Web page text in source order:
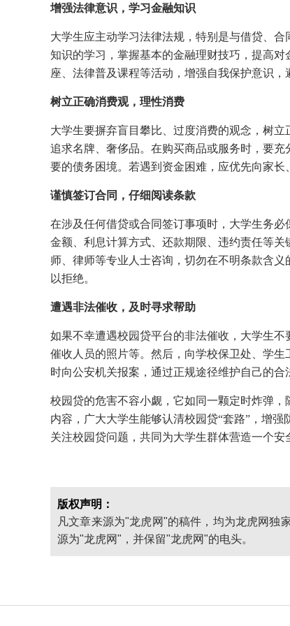
增强法律意识，学习金融知识
大学生应主动学习法律法规，特别是与借贷、
知识的学习，掌握基本的金融理财技巧，提高
座、法律普及课程等活动，增强自我保护意识，
树立正确消费观，理性消费
大学生要摒弃盲目攀比、过度消费的观念，树
追求名牌、奢侈品。在购买商品或服务时，要
要的债务困境。若遇到资金困难，应优先向家长
谨慎签订合同，仔细阅读条款
在涉及任何借贷或合同签订事项时，大学生务
金额、利息计算方式、还款期限、违约责任等
师、律师等专业人士咨询，切勿在不明条款含
以拒绝。
遭遇非法催收，及时寻求帮助
如果不幸遭遇校园贷平台的非法催收，大学生不
催收人员的照片等。然后，向学校保卫处、学
时向公安机关报案，通过正规途径维护自己的合
校园贷的危害不容小觑，它如同一颗定时炸弹
内容，广大大学生能够认清校园贷“套路”，增
关注校园贷问题，共同为大学生群体营造一个
版权声明：
凡文章来源为"龙虎网"的稿件，均为龙虎网独
源为"龙虎网"，并保留"龙虎网"的电头。